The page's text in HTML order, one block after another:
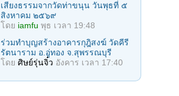
เสียงธรรมจากวัดท่าขนุน วันพุธที่ ๕
สิงหาคม ๒๕๖๙
โดย iamfu พุธ เวลา 19:48
ร่วมทำบุญสร้างอาคารกุฎิสงฆ์ วัดคีรี
รัตนาราม อ.อู่ทอง จ.สุพรรณบุรี
โดย ศิษย์รุ่นจิ๋ว อังคาร เวลา 17:40